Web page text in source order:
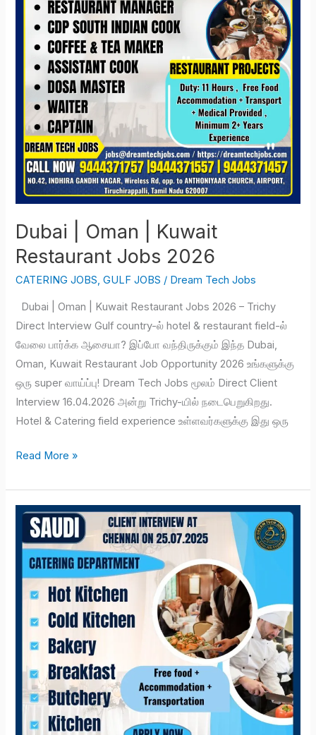
Dubai | Oman | Kuwait
Restaurant Jobs 2026
CATERING JOBS ,GULF JOBS / Dream Tech Jobs
Dubai | Oman | Kuwait Restaurant Jobs 2026 – Trichy
Direct Interview Gulf country-ல் hotel & restaurant field-ல்
வேலை பார்க்க ஆசையா? இப்போ வந்திருக்கும் இந்த Dubai,
Oman, Kuwait Restaurant Job Opportunity 2026 உங்களுக்கு
ஒரு super வாய்ப்பு! Dream Tech Jobs மூலம் Direct Client
Interview 16.04.2026 அன்று Trichy-யில் நடைபெறுகிறது.
Hotel & Catering field experience உள்ளவர்களுக்கு இது ஒரு
Kuwait
Restaurant
Jobs
2026
Read More »
Walk-
interviews
Chennai
jobs
Catering
Dept